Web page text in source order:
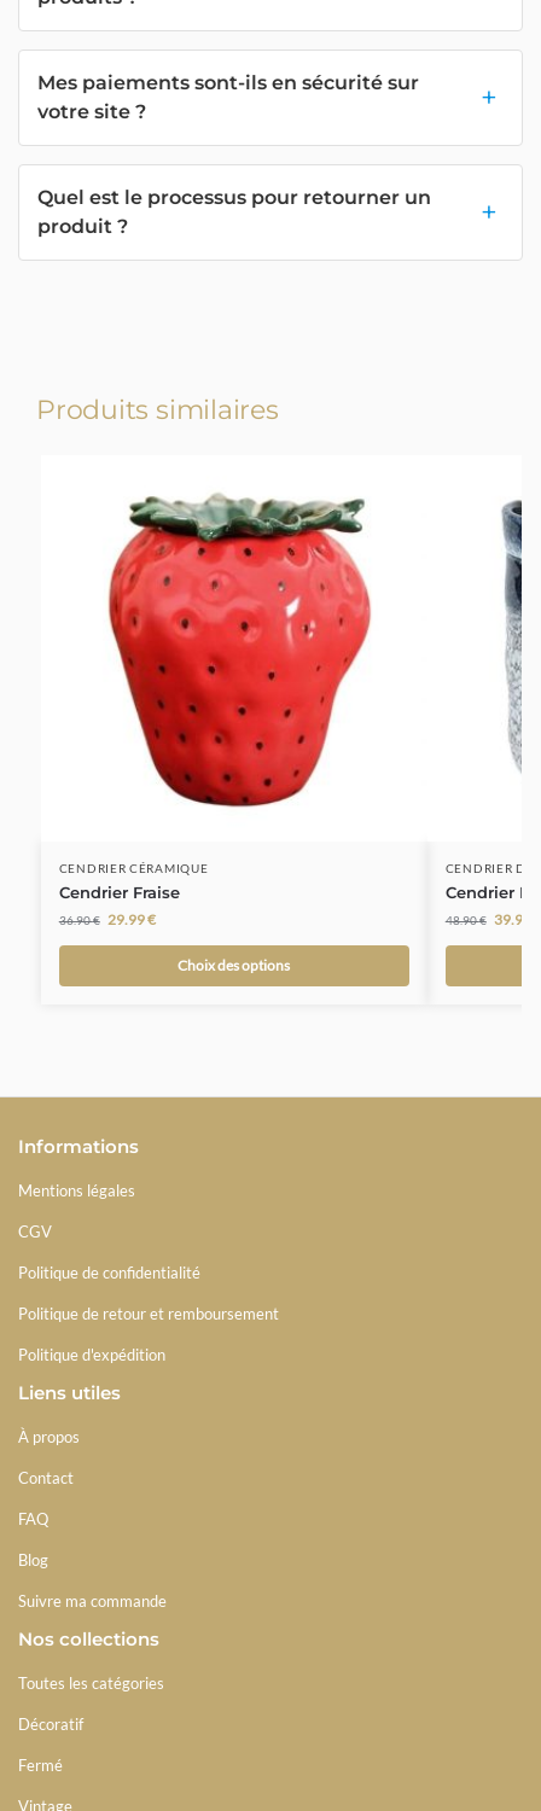
Mes paiements sont-ils en sécurité sur
votre site ?
Quel est le processus pour retourner un
produit ?
Produits similaires
CENDRIER CÉRAMIQUE
Cendrier Fraise
36.90€ 29.99€
Choix des options
CENDRIER
Cendrier
48.90€ 39.99
Informations
Mentions légales
CGV
Politique de confidentialité
Politique de retour et remboursement
Politique d'expédition
Liens utiles
À propos
Contact
FAQ
Blog
Suivre ma commande
Nos collections
Toutes les catégories
Décoratif
Fermé
Vintage